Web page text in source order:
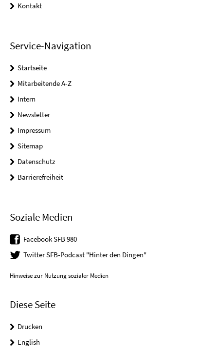
Kontakt
Service-Navigation
Startseite
Mitarbeitende A-Z
Intern
Newsletter
Impressum
Sitemap
Datenschutz
Barrierefreiheit
Soziale Medien
Facebook SFB 980
Twitter SFB-Podcast "Hinter den Dingen"
Hinweise zur Nutzung sozialer Medien
Diese Seite
Drucken
English